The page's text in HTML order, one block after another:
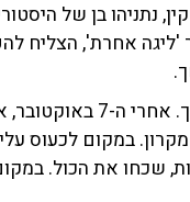
נתניהו בן של
'ליגה אחרת', הצליח
שלזינגר הגיב לדברים והתקשה להבין את סרי
במקום לכעוס
שכחו את הכול.